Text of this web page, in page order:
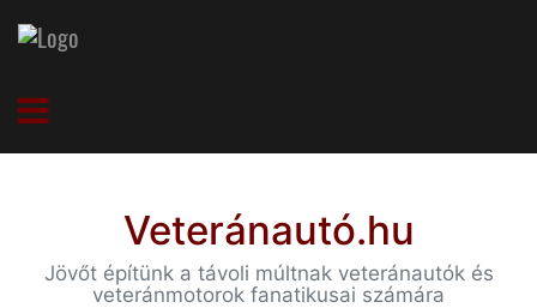
Veteránautó.hu
Jövőt építünk a távoli múltnak veteránautók és
veteránmotorok fanatikusai számára